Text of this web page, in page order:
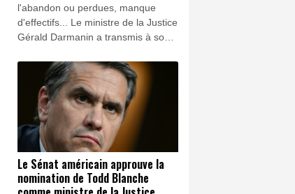
l'abandon ou perdues, manque
d'effectifs... Le ministre de la Justice
Gérald Darmanin a transmis à son
révélé samedi par Le Monde, qui
détaille les défaillances dans la
prise en compte des violences
sexuelles faites aux enfants.
Le Sénat américain approuve la
nomination de Todd Blanche